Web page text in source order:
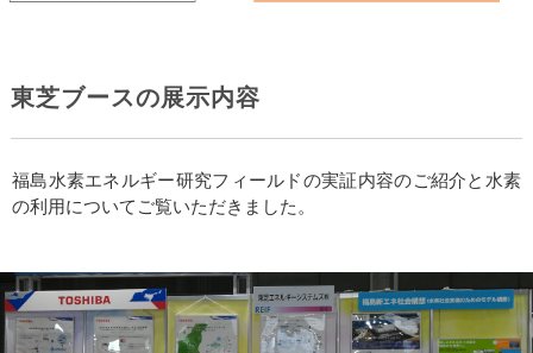
東芝ブースの展示内容
福島水素エネルギー研究フィールドの実証内容のご紹介と水素
の利用についてご覧いただきました。